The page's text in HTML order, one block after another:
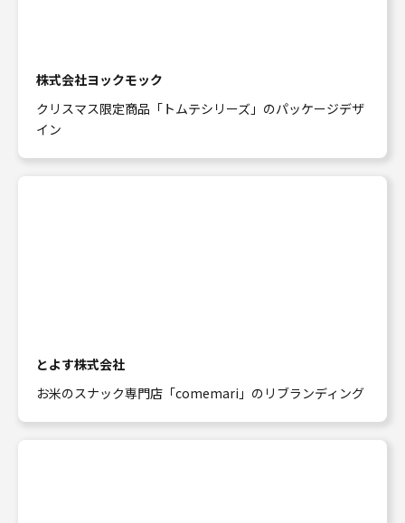
株式会社ヨックモック
クリスマス限定商品「トムテシリーズ」のパッケージデザ
イン
とよす株式会社
お米のスナック専門店「comemari」のリブランディング